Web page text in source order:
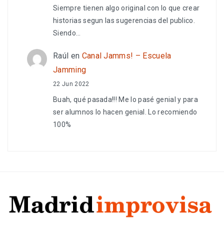
Siempre tienen algo original con lo que crear
historias segun las sugerencias del publico.
Siendo…
Raúl en Canal Jamms! – Escuela
Jamming
22 Jun 2022
Buah, qué pasada!!! Me lo pasé genial y para
ser alumnos lo hacen genial. Lo recomiendo
100%